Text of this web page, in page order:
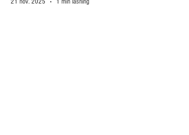
21 nov. 2025
1 min läsning